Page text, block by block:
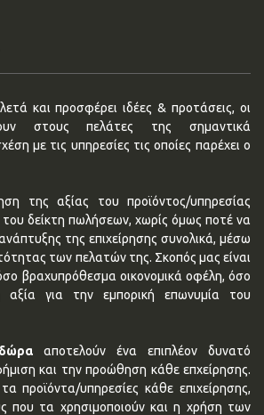
και προσφέρει ιδέες & προτάσεις, οι
στους πελάτες της σημαντικά
με τις υπηρεσίες τις οποίες παρέχει ο
της αξίας του προϊόντος/υπηρεσίας
δείκτη πωλήσεων, χωρίς όμως ποτέ να
της επιχείρησης συνολικά, μέσω
των πελατών της. Σκοπός μας είναι
βραχυπρόθεσμα οικονομικά οφέλη, όσο
αξία για την εμπορική επωνυμία του
αποτελούν ένα επιπλέον δυνατό
και την προώθηση κάθε επχείρησης.
προϊόντα/υπηρεσίες κάθε επιχείρησης,
που τα χρησιμοποιούν και η χρήση των